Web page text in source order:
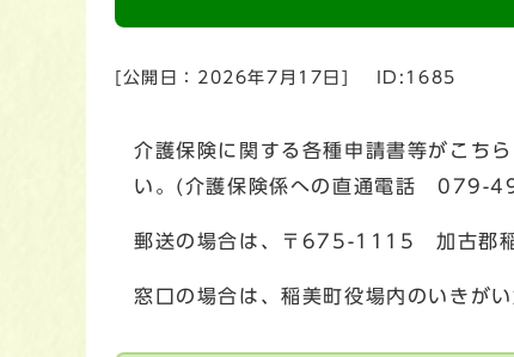
[公開日： 2026年7月17日 ID:1685
介護保険に関する各種申請書等がこち
い。(介護保険係への直通電話 079-
郵送の場合は、〒675-1115 加古郡
窓口の場合は、稲美町役場内のいきが